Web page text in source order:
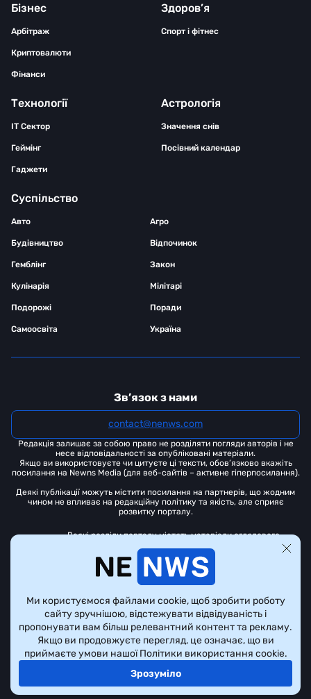
Бізнес
Арбітраж
Криптовалюти
Фінанси
Здоров’я
Спорт і фітнес
Технології
IT Сектор
Геймінг
Гаджети
Астрологія
Значення снів
Посівний календар
Суспільство
Авто Агро
Будівництво Відпочинок
Гемблінг Закон
Кулінарія Мілітарі
Подорожі Поради
Самоосвіта Україна
Зв’язок з нами
contact@nenws.com
Редакція залишає за собою право не розділяти погляди авторів і не
несе відповідальності за опубліковані матеріали.
Якщо ви використовуєте чи цитуєте ці тексти, обов’язково вкажіть
посилання на Newns Media (для веб-сайтів – активне гіперпосилання).
Деякі публікації можуть містити посилання на партнерів, що жодним
чином не впливає на редакційну політику та якість, але сприяє
розвитку порталу.
Деякі розділи порталу містять матеріали оглядового
характеру щодо платформ азартних ігор. Це не є прямою
рекламою чи закликом до участі в азартних іграх. Відповідно
законодавства України , цей контент призначений
виключно для осіб віком від 21 року.
Усі матеріали на тему азартних ігор на цьому сайті носять оглядово-
інформаційний характер. Портал не є організатором чи посередником
у сфері азартних ігор.
Всі права захищені © Nenws Media, 2022 - 2026.
Політика конфіденційності
Ми користуємося файлами cookie, щоб зробити роботу
сайту зручнішою, відстежувати відвідуваність і
пропонувати вам більш релевантний контент та рекламу.
Якщо ви продовжуєте перегляд, це означає, що ви
приймаєте умови нашої Політики використання cookie.
Зрозуміло